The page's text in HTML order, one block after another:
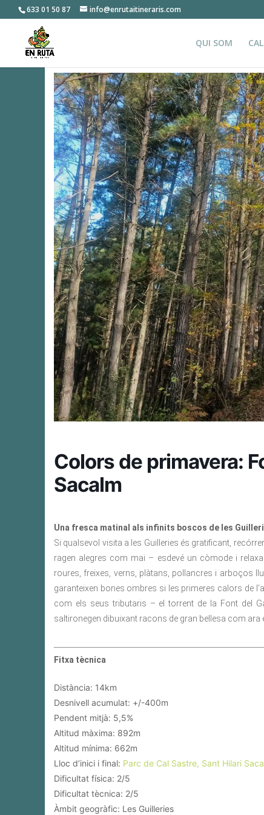
633 01 50 87 info@enrutaitineraris.com
QUI SOM
Colors de primavera:
Sacalm
Una fresca matinal als infinits boscos de les
Si qualsevol visita a les Guilleries és gratificant,
ragen alegres com mai – esdevé un còmode i
roures, freixes, verns, plàtans, pollancres i arboços
garanteixen bones ombres si les primeres calors de
com els seus tributaris – el torrent de la Font del
saltironegen dibuixant racons de gran bellesa com
Fitxa tècnica
Distància: 14km
Desnivell acumulat: +/-400m
Pendent mitjà: 5,5%
Altitud màxima: 892m
Altitud mínima: 662m
Lloc d’inici i final: Parc de Cal Sastre, Sant Hilari
Dificultat física: 2/5
Dificultat tècnica: 2/5
Àmbit geogràfic: Les Guilleries